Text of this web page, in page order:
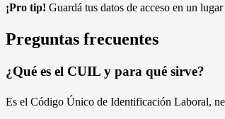
¡Pro tip! Guardá tus datos de acceso en un
Preguntas frecuentes
¿Qué es el CUIL y para qué sirve?
Es el Código Único de Identificación Laboral,